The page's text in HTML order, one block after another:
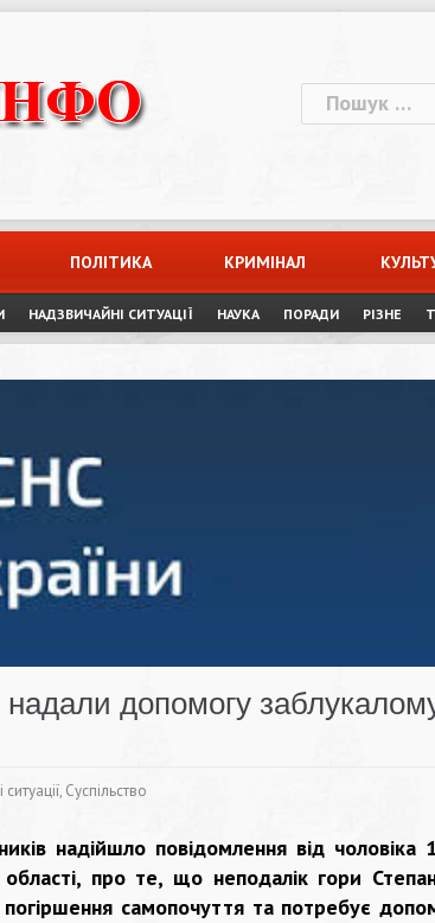
Пошук:
ПОЛІТИКА КРИМІНАЛ
НАДЗВИЧАЙНІ СИТУАЦІЇ НАУКА ПОРАДИ РІЗНЕ
надали допомогу
, Суспільство
надійшло повідомлення від чоловіка
про те, що неподалік гори
погіршення самопочуття та потребує